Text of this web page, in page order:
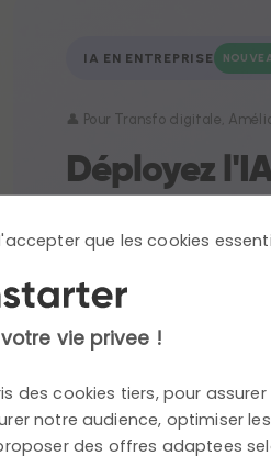
IA EN ENTREPRISE
👤 Pour Transfo digitale,
Déployez
vraiment
Tout le monde parle
Teamstarter part du
tâches
01 Détecter
que les cookies
vie privee !
des cookies tiers, pour assurer
notre audience, optimiser les
des offres adaptees